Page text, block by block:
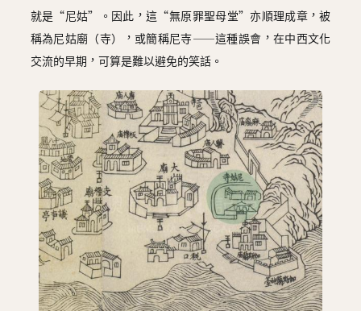
就是“尼姑”。因此，這“無原罪聖母堂”亦順理成章，被
稱為尼姑廟（寺），或簡稱尼寺――這種誤會，在中西文化
交流的早期，可算是難以避免的笑話。